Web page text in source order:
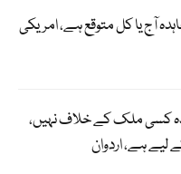
آج یا کل متوقع ہے، امریکی
کسی ملک کے خلاف نہیں،
ہے، اردوان